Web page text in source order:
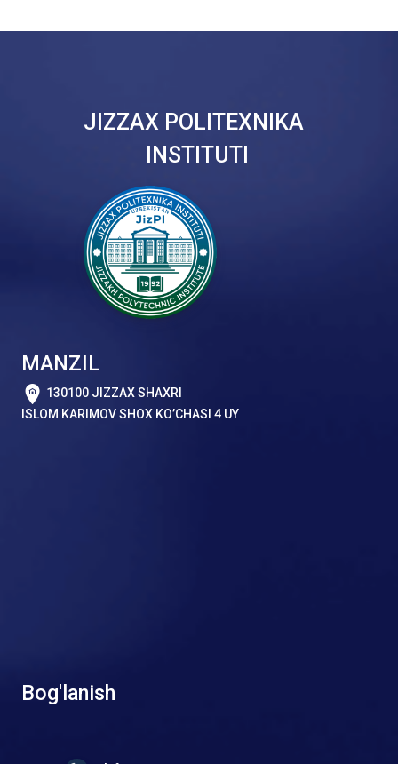
JIZZAX POLITEXNIKA
INSTITUTI
MANZIL
130100 JIZZAX SHAXRI
ISLOM KARIMOV SHOX KO’CHASI 4 UY
Bog'lanish